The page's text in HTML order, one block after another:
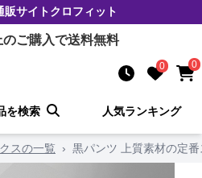
販サイトクロフィット
ご購入で送料無料
0 0
を検索 人気ランキング
スの一覧 › 黒パンツ 上質素材の定